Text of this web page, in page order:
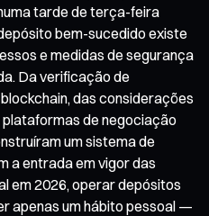
tarde de terça-feira
bem-sucedido existe
e medidas de segurança
Da verificação de
das considerações
de negociação
um sistema de
a entrada em vigor das
em 2026, operar depósitos
apenas um hábito pessoal —